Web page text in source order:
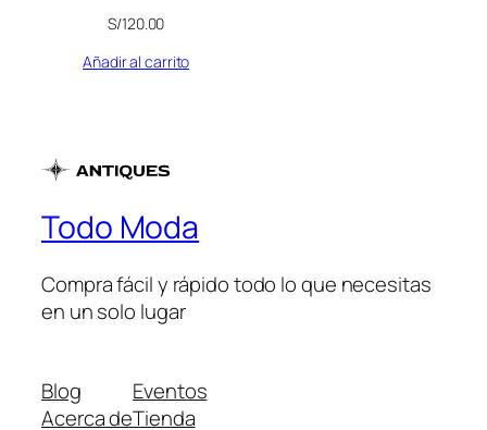
S/120.00
Añadir al carrito
Todo Moda
Compra fácil y rápido todo lo que necesitas
en un solo lugar
Blog
Acerca de
Eventos
Tienda